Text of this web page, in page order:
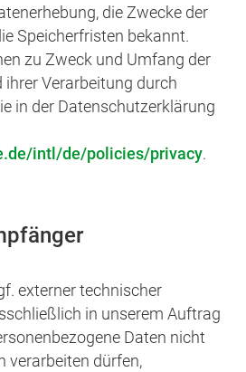
die Zwecke der
Speicherfristen bekannt.
zu Zweck und Umfang der
ihrer Verarbeitung durch
in der Datenschutzerklärung
intl/de/policies/privacy.
externer technischer
in unserem Auftrag
Daten nicht
verarbeiten dürfen,